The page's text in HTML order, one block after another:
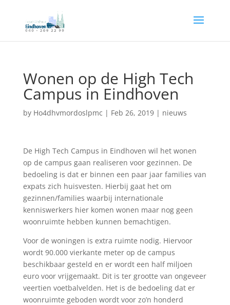
Wonen op de High Tech
Campus in Eindhoven
by Ho4dhvmordoslpmc | Feb 26, 2019| nieuws
De High Tech Campus in Eindhoven wil het wonen
op de campus gaan realiseren voor gezinnen. De
bedoeling is dat er binnen een paar jaar families van
expats zich huisvesten. Hierbij gaat het om
gezinnen/families waarbij internationale
kenniswerkers hier komen wonen maar nog geen
woonruimte hebben kunnen bemachtigen.
Voor de woningen is extra ruimte nodig. Hiervoor
wordt 90.000 vierkante meter op de campus
beschikbaar gesteld en er wordt een half miljoen
euro voor vrijgemaakt. Dit is ter grootte van ongeveer
veertien voetbalvelden. Het is de bedoeling dat er
woonruimte geboden wordt voor zo’n honderd